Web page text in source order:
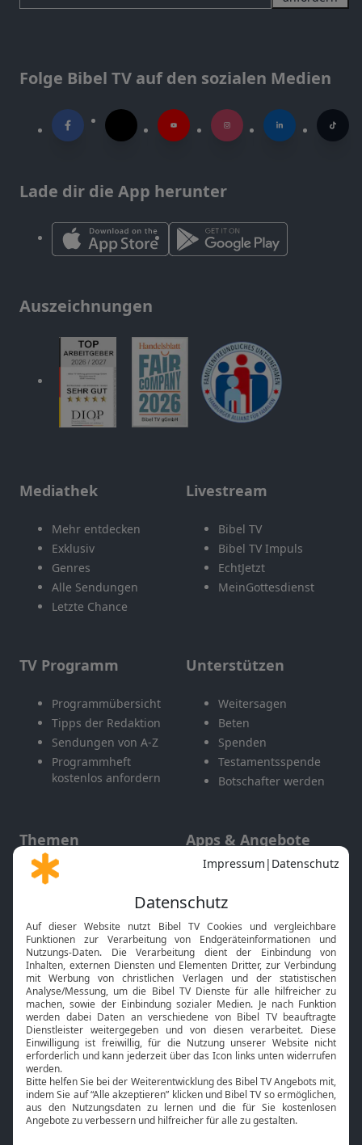
Folge Bibel TV auf den sozialen Medien
Lade dir die App herunter
Auszeichnungen
Mediathek
Mehr entdecken
Exklusiv
Genres
Alle Sendungen
Letzte Chance
Livestream
Bibel TV
Bibel TV Impuls
EchtJetzt
MeinGottesdienst
TV Programm
Programmübersicht
Tipps der Redaktion
Sendungen von A-Z
Programmheft
kostenlos anfordern
Unterstützen
Weitersagen
Beten
Spenden
Testamentsspende
Botschafter werden
Themen
Gott und Bibel erklärt
Neuigkeiten
Apps & Angebote
Mobile App
Smart TV
HbbTV
Bibelthek Online-Bibel
Nächster Gottesdienst
Bibel TV
Über uns
Jobs
Service
Kontakt
TV-Empfang